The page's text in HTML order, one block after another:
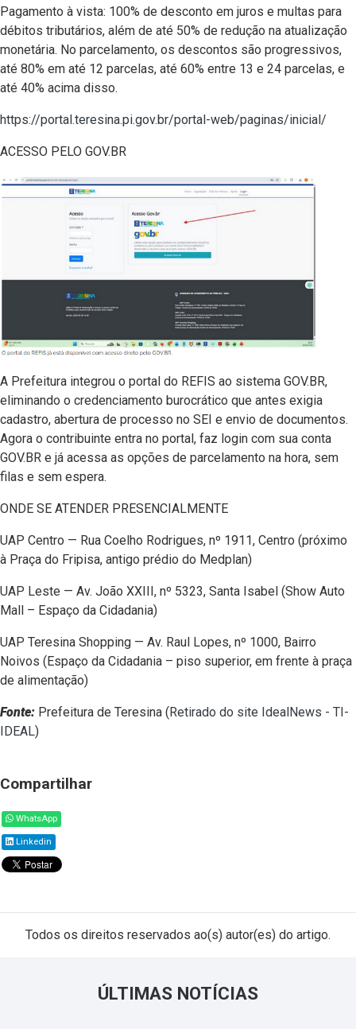
Pagamento à vista: 100% de desconto em juros e multas para
débitos tributários, além de até 50% de redução na atualização
monetária. No parcelamento, os descontos são progressivos,
até 80% em até 12 parcelas, até 60% entre 13 e 24 parcelas, e
até 40% acima disso.
https://portal.teresina.pi.gov.br/portal-web/paginas/inicial/
ACESSO PELO GOV.BR
A Prefeitura integrou o portal do REFIS ao sistema GOV.BR,
eliminando o credenciamento burocrático que antes exigia
cadastro, abertura de processo no SEI e envio de documentos.
Agora o contribuinte entra no portal, faz login com sua conta
GOV.BR e já acessa as opções de parcelamento na hora, sem
filas e sem espera.
ONDE SE ATENDER PRESENCIALMENTE
UAP Centro — Rua Coelho Rodrigues, nº 1911, Centro (próximo
à Praça do Fripisa, antigo prédio do Medplan)
UAP Leste — Av. João XXIII, nº 5323, Santa Isabel (Show Auto
Mall – Espaço da Cidadania)
UAP Teresina Shopping — Av. Raul Lopes, nº 1000, Bairro
Noivos (Espaço da Cidadania – piso superior, em frente à praça
de alimentação)
Fonte: Prefeitura de Teresina (Retirado do site IdealNews - TI-
IDEAL)
Compartilhar
WhatsApp
Linkedin
Todos os direitos reservados ao(s) autor(es) do artigo.
ÚLTIMAS NOTÍCIAS